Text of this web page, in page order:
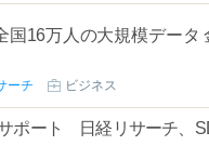
16万人の大規模データ
ーチ ビジネス
ポート 日経リサーチ、